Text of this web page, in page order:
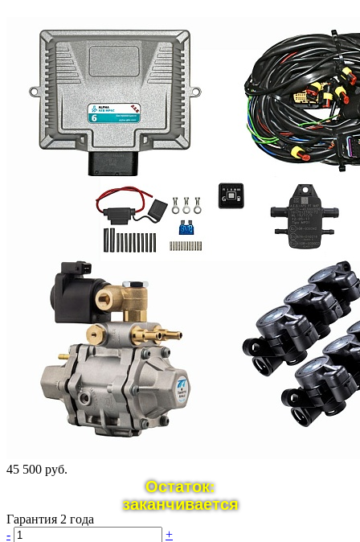
45 500 руб.
Остаток:
заканчивается
Гарантия 2 года
-
+